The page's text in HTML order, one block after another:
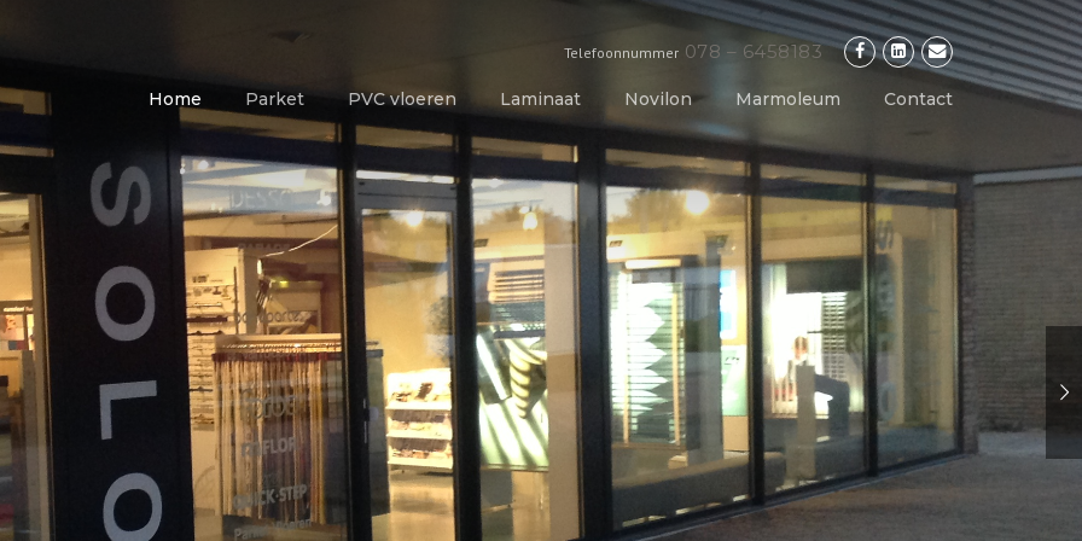
Telefoonnummer 078 – 6458183
Home Parket PVC vloeren Laminaat Novilon Marmoleum Contact